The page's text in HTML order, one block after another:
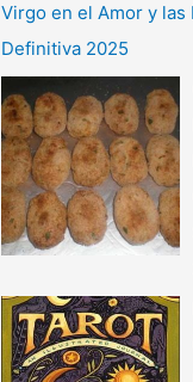
Virgo en el Amor y las
Definitiva 2025